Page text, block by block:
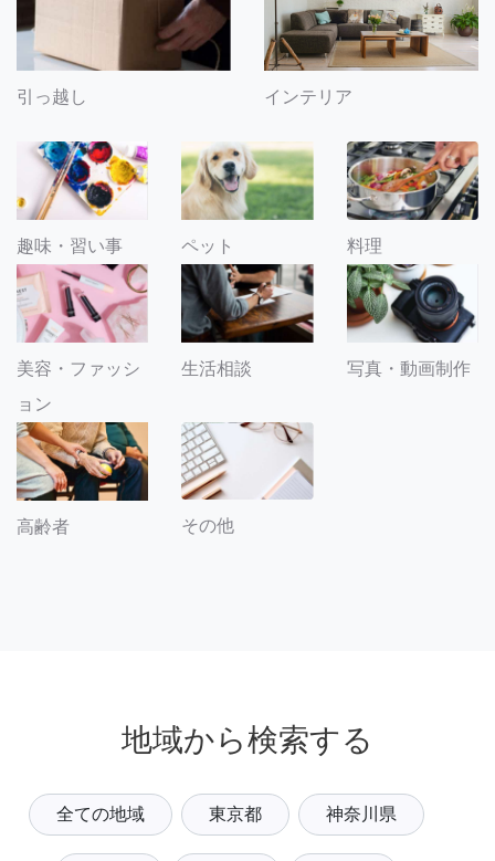
引っ越し インテリア
趣味・習い事 ペット 料理
美容・ファッシ
ョン
生活相談 写真・動画制作
高齢者 その他
地域から検索する
全ての地域 東京都 神奈川県